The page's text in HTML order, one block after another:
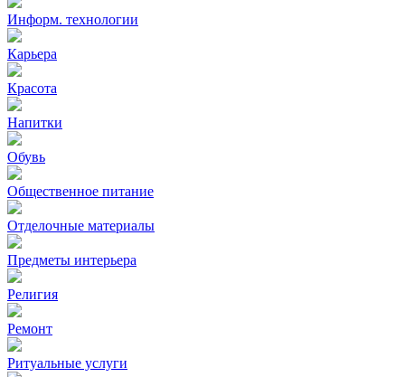
Информ. технологии
Карьера
Красота
Напитки
Обувь
Общественное питание
Отделочные материалы
Предметы интерьера
Религия
Ремонт
Ритуальные услуги